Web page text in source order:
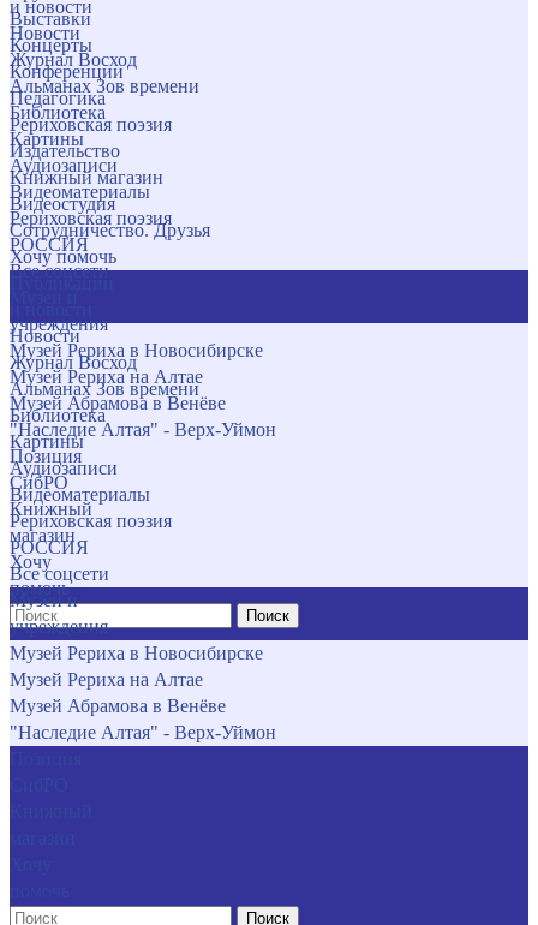
и новости
Новости
Журнал Восход
Альманах Зов времени
Библиотека
Картины
Аудиозаписи
Видеоматериалы
Рериховская поэзия
РОССИЯ
Все соцсети
учреждения
Музей Рериха в Новосибирске
Музей Рериха на Алтае
Музей Абрамова в Венёве
"Наследие Алтая" - Верх-Уймон
Позиция
СибРО
Книжный
магазин
Хочу
помочь
Поиск
Выставки
Концерты
Конференции
Педагогика
Рериховская поэзия
Издательство
Книжный магазин
Видеостудия
Сотрудничество. Друзья
Хочу помочь
Новости
Журнал Восход
Альманах Зов времени
Библиотека
Картины
Аудиозаписи
Видеоматериалы
Рериховская поэзия
РОССИЯ
Все соцсети
Музеи и
учреждения
Музей Рериха в Новосибирске
Музей Рериха на Алтае
Музей Абрамова в Венёве
"Наследие Алтая" - Верх-Уймон
Поиск